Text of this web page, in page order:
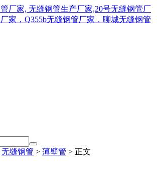
无缝钢管 > 薄壁管 > 正文